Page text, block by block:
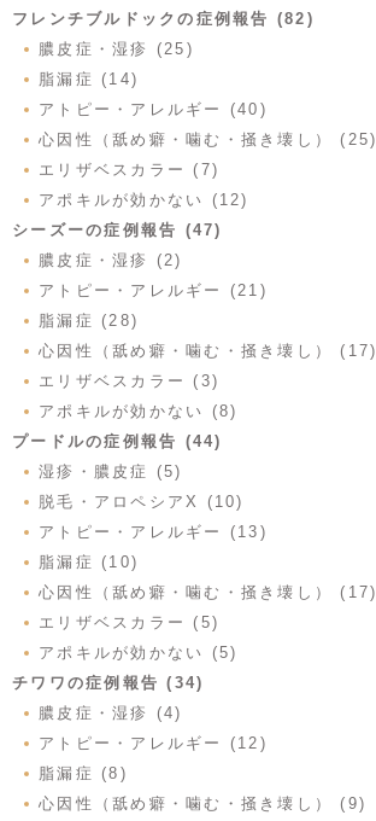
フレンチブルドックの症例報告 (82)
膿皮症・湿疹 (25)
脂漏症 (14)
アトピー・アレルギー (40)
心因性（舐め癖・噛む・掻き壊し） (25)
エリザベスカラー (7)
アポキルが効かない (12)
シーズーの症例報告 (47)
膿皮症・湿疹 (2)
アトピー・アレルギー (21)
脂漏症 (28)
心因性（舐め癖・噛む・掻き壊し） (17)
エリザベスカラー (3)
アポキルが効かない (8)
プードルの症例報告 (44)
湿疹・膿皮症 (5)
脱毛・アロペシアX (10)
アトピー・アレルギー (13)
脂漏症 (10)
心因性（舐め癖・噛む・掻き壊し） (17)
エリザベスカラー (5)
アポキルが効かない (5)
チワワの症例報告 (34)
膿皮症・湿疹 (4)
アトピー・アレルギー (12)
脂漏症 (8)
心因性（舐め癖・噛む・掻き壊し） (9)